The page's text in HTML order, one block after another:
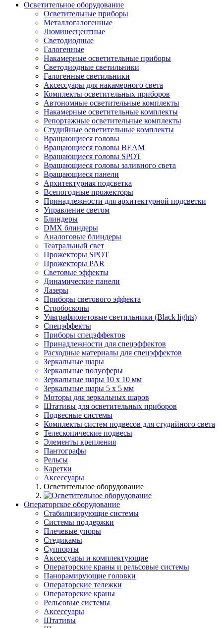
Осветительное оборудование
Осветительные приборы
Металлогалогенные
Люминесцентные
Светодиодные
Галогенные
Накамерные осветительные приборы
Светодиодные светильники
Галогенные светильники
Аксессуары для накамерного света
Комплекты осветительных приборов
Автономные осветительные комплекты
Накамерные осветительные комплекты
Репортажные осветительные комплекты
Студийные осветительные комплекты
Вращающиеся головы
Вращающиеся головы BEAM
Вращающиеся головы SPOT
Вращающиеся головы заливного света
Вращающиеся панели
Архитектурная подсветка
Всепогодные прожекторы
Принадлежности для архитектурной подсветки
Управление светом
Блиндеры
DMX блиндеры
Аналоговые блиндеры
Театральный свет
Прожекторы SPOT
Прожекторы PAR
Световые эффекты
Динамические панели
Лазеры
Приборы светового эффекта
Стробоскопы
Ультрафиолетовые светильники (Black lights)
Спецэффекты
Приборы спецэффектов
Принадлежности для спецэффектов
Расходные материалы для спецэффектов
Зеркальные шары
Зеркальные полусферы
Зеркальные шары 10 х 10 мм
Зеркальные шары 5 х 5 мм
Моторы для зеркальных шаров
Штативы для осветительных приборов
Подвесные системы
Комплекты систем подвесов для студийного света
Телескопические подвесы
Элементы крепления
Пантографы
Рельсы
Каретки
Аксессуары
Осветительное оборудование
Операторское оборудование
Стабилизирующие системы
Системы поддержки
Плечевые упоры
Стедикамы
Суппорты
Аксессуары и комплектующие
Операторские краны и рельсовые системы
Панорамирующие головки
Операторские тележки
Операторские краны
Рельсовые системы
Аксессуары
Штативы